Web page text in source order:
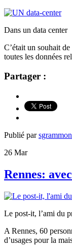
Dans un data center
C’était un souhait
toutes les données
Partager :
Publié par
26 Mar
Rennes:
Le post-it, l’ami du
A Rennes, 60
d’usages pour la